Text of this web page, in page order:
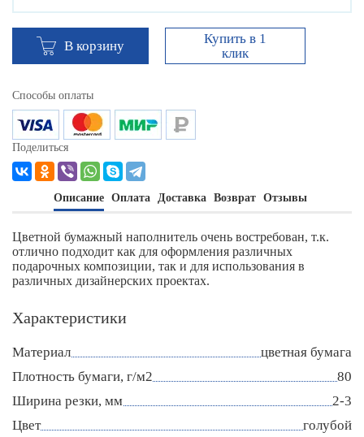
В корзину
Купить в 1
клик
Способы оплаты
Поделиться
Описание Оплата Доставка Возврат Отзывы
Цветной бумажный наполнитель очень востребован, т.к.
отлично подходит как для оформления различных
подарочных композиции, так и для использования в
различных дизайнерских проектах.
Характеристики
Материал
цветная бумага
Плотность бумаги, г/м2
80
Ширина резки, мм
2-3
Цвет
голубой